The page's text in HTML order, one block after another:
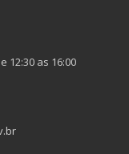
12:30 as 16:00